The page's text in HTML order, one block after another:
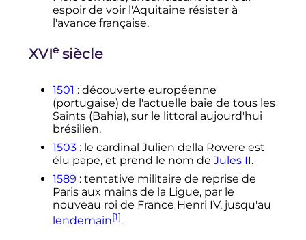
espoir de voir l'Aquitaine résister à
l'avance française.
XVIe siècle
1501 : découverte européenne
(portugaise) de l'actuelle baie de tous les
Saints (Bahia), sur le littoral aujourd'hui
brésilien.
1503 : le cardinal Julien della Rovere est
élu pape, et prend le nom de Jules II.
1589 : tentative militaire de reprise de
Paris aux mains de la Ligue, par le
nouveau roi de France Henri IV, jusqu'au
lendemain[1].